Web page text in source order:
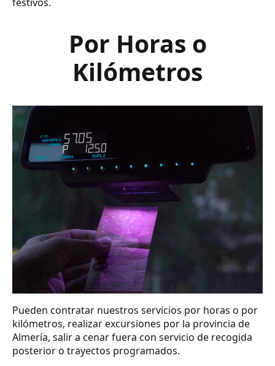
Por Horas o
Kilómetros
Pueden contratar nuestros servicios por horas o por
kilómetros, realizar excursiones por la provincia de
Almería, salir a cenar fuera con servicio de recogida
posterior o trayectos programados.